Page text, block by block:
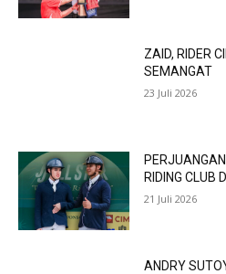
ZAID, RIDER
SEMANGAT
23 Juli 2026
RIDING CLUB
21 Juli 2026
ANDRY